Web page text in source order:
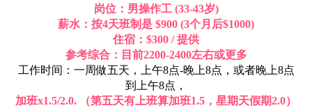
岗位：男操作工 (33-43岁)
薪水：按4天班制是 $900 (3个月后$1000)
住宿：$300 / 提供
参考综合：目前2200-2400左右或更多
工作时间：一周做五天，上午8点-晚上8点，或者晚上8点
到上午8点，
加班x1.5/2.0. （第五天有上班算加班1.5，星期天假期2.0）